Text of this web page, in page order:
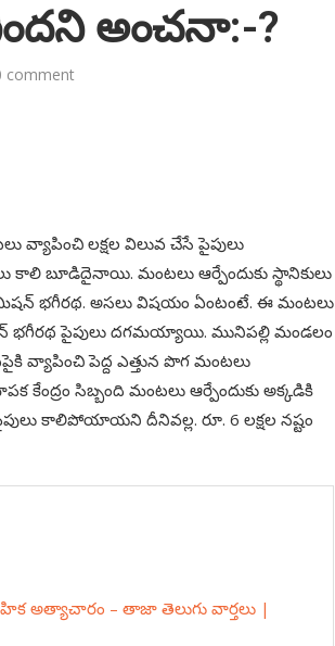
అంచనా:-?
comment
వ్యాపించి లక్షల విలువ చేసే పైపులు
బూడిదైనాయి. మంటలు ఆర్పేందుకు స్థానికులు
భగీరథ. అసలు విషయం ఏంటంటే. ఈ మంటలు
భగీరథ పైపులు దగమయ్యాయి. మునిపల్లి మండలం
వ్యాపించి పెద్ద ఎత్తున పొగ మంటలు
కేంద్రం సిబ్బంది మంటలు ఆర్పేందుకు అక్కడికి
కాలిపోయాయని దీనివల్ల. రూ. 6 లక్షల నష్టం
అత్యాచారం – తాజా తెలుగు వార్తలు |